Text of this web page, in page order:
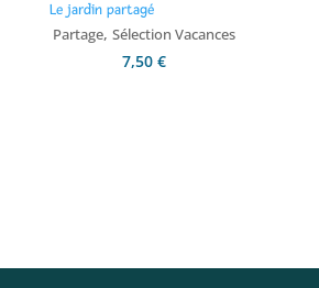
Le jardin partagé
Partage, Sélection Vacances
7,50 €